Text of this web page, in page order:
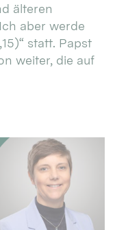
älteren
aber werde
statt. Papst
weiter, die auf